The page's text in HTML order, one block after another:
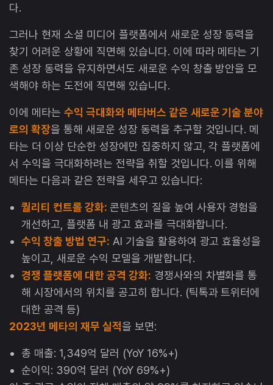
다.
그러나 현재 소셜 미디어 플랫폼에서 새로운 성장 동력을
찾기 어려운 상황에 직면해 있습니다. 이에 따라 메타는 기
존 성장 동력을 유지하면서도 새로운 수익 창출 방안을 모
색해야 하는 도전에 직면해 있습니다.
이에 메타는 수익 극대화와 메타버스 같은 새로운 기술 분야
로의 확장을 통해 새로운 성장 동력을 추구할 것입니다. 메
타는 더 이상 단순한 성장에만 집중하지 않고, 각 플랫폼에
서 수익을 극대화하려는 전략을 취할 것입니다. 이를 위해
메타는 다음과 같은 전략을 세우고 있습니다:
퀄리티 컨트롤 강화: 콘텐츠의 질을 높여 사용자 경험을
개선하고, 플랫폼 내 광고 효과를 극대화합니다.
수익 창출 방법 연구: AI 기술을 활용하여 광고 효율성을
높이고, 새로운 수익 모델을 개발합니다.
경쟁 플랫폼에 대한 공격 강화: 경쟁사와의 차별화를 통
해 시장에서의 위치를 공고히 합니다. (틱톡과 트위터에
대한 공격 등)
2023년 메타의 재무 실적을 보면:
총 매출: 1,349억 달러 (YoY 16%+)
순이익: 390억 달러 (YoY 69%+)